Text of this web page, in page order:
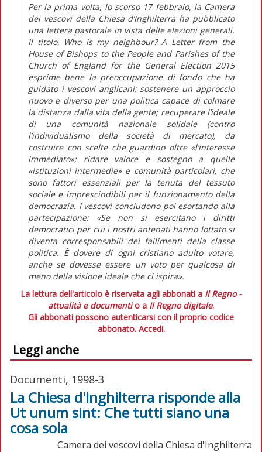
Per la prima volta, lo scorso 17 febbraio, la Camera
dei vescovi della Chiesa d’Inghilterra ha pubblicato
una lettera pastorale in vista delle elezioni generali.
Il titolo, Who is my neighbour? A Letter from the
House of Bishops to the People and Parishes of the
Church of England for the General Election 2015
esprime bene la preoccupazione di fondo che ha
guidato i vescovi anglicani: sostenere un approccio
nuovo e diverso per una politica capace di colmare
la distanza dalla vita della gente; recuperare l’ideale
di una comunità nazionale solidale (contro
l’individualismo della società di mercato), da
costruire con scelte che guardino oltre «l’interesse
immediato»; ridare valore e sostegno a quelle
«istituzioni intermedie» e comunità particolari, che
sono fattori essenziali per la tenuta del tessuto
sociale e imprescindibili per il funzionamento della
democrazia. I vescovi concludono poi esortando alla
partecipazione: «Se non si esercitano i diritti
democratici per cui i nostri antenati hanno lottato si
diventa corresponsabili dei fallimenti della classe
politica. È dovere di ogni cristiano adulto votare,
anche se dovesse essere un voto per qualcosa di
meno della visione ideale che ci ispira».
La lettura dell'articolo è riservata agli abbonati a Il Regno -
attualità e documentio a Il Regno digitale.
Gli abbonati possono autenticarsi con il proprio codice
abbonato. Accedi.
Leggi anche
Documenti, 1998-3
La Chiesa d'Inghilterra risponde alla
Ut unum sint: Che tutti siano una
cosa sola
Camera dei vescovi della Chiesa d'Inghilterra